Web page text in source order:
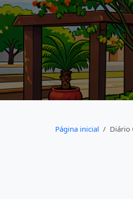
Página inicial Diário